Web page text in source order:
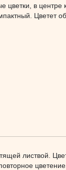
в центре
Цветет
листвой.